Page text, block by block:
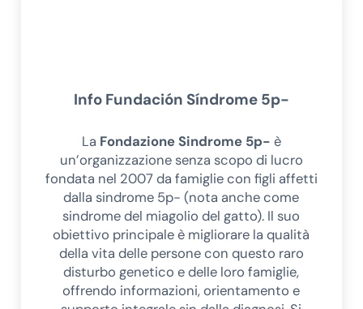
Info Fundación Síndrome 5p-
La Fondazione Sindrome 5p- è
un’organizzazione senza scopo di lucro
fondata nel 2007 da famiglie con figli affetti
dalla sindrome 5p- (nota anche come
sindrome del miagolio del gatto). Il suo
obiettivo principale è migliorare la qualità
della vita delle persone con questo raro
disturbo genetico e delle loro famiglie,
offrendo informazioni, orientamento e